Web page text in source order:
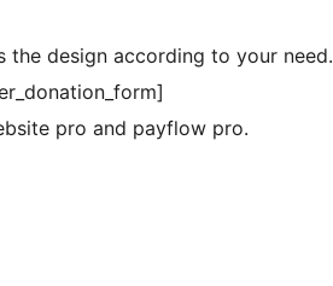
design according to your need.
pro and payflow pro.